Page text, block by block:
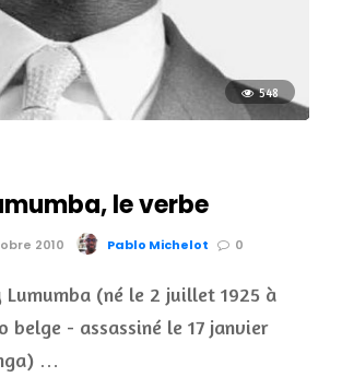
548
le verbe
2010 Pablo Michelot 0
Lumumba (né le 2 juillet 1925 à
belge - assassiné le 17 janvier
…